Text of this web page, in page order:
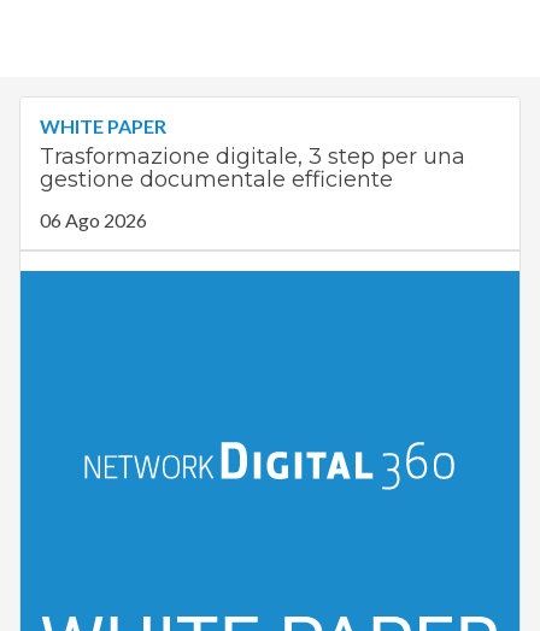
WHITE PAPER
Trasformazione digitale, 3 step per una
gestione documentale efficiente
06 Ago 2026